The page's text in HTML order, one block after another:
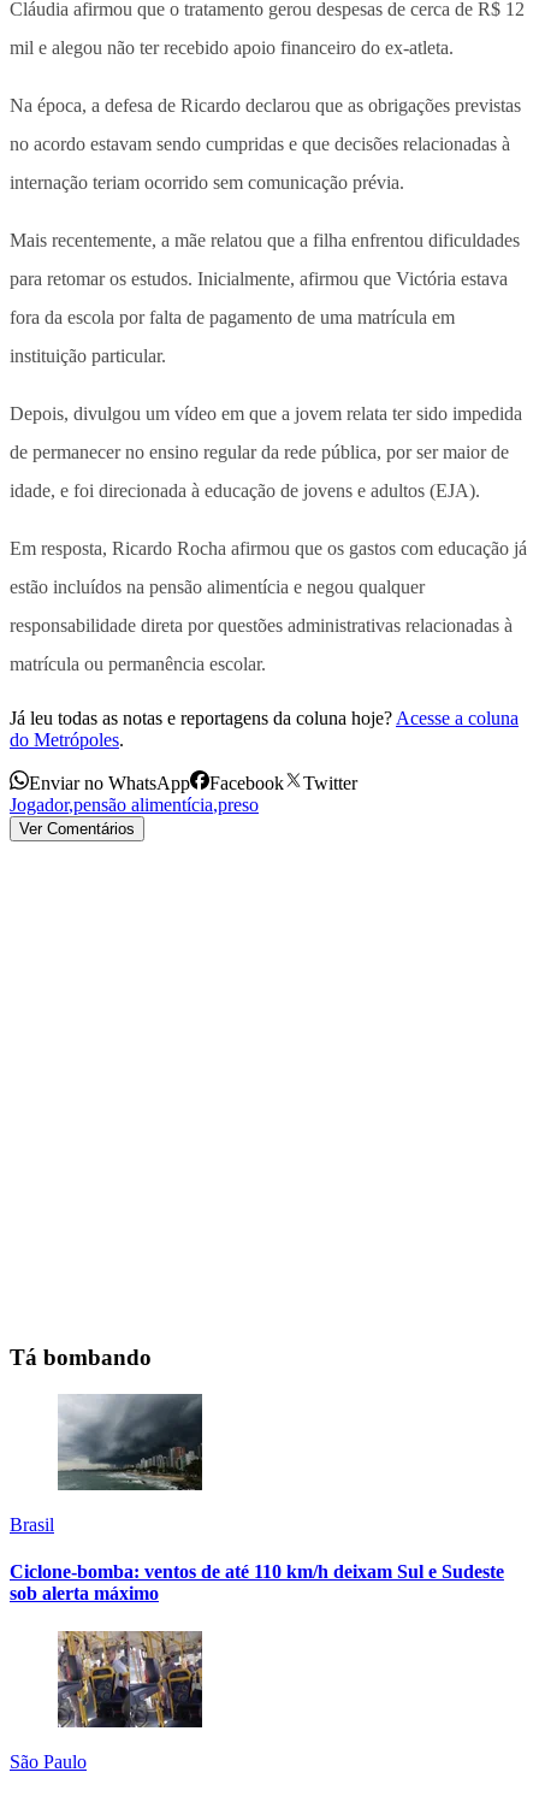
Cláudia afirmou que o tratamento gerou despesas de cerca de R$ 12
mil e alegou não ter recebido apoio financeiro do ex-atleta.
Na época, a defesa de Ricardo declarou que as obrigações previstas
no acordo estavam sendo cumpridas e que decisões relacionadas à
internação teriam ocorrido sem comunicação prévia.
Mais recentemente, a mãe relatou que a filha enfrentou dificuldades
para retomar os estudos. Inicialmente, afirmou que Victória estava
fora da escola por falta de pagamento de uma matrícula em
instituição particular.
Depois, divulgou um vídeo em que a jovem relata ter sido impedida
de permanecer no ensino regular da rede pública, por ser maior de
idade, e foi direcionada à educação de jovens e adultos (EJA).
Em resposta, Ricardo Rocha afirmou que os gastos com educação já
estão incluídos na pensão alimentícia e negou qualquer
responsabilidade direta por questões administrativas relacionadas à
matrícula ou permanência escolar.
Já leu todas as notas e reportagens da coluna hoje? Acesse a coluna
do Metrópoles.
Enviar no WhatsApp Facebook
Twitter
Jogador,pensão alimentícia,preso
Ver Comentários
Tá bombando
Brasil
Ciclone-bomba: ventos de até 110 km/h deixam Sul e Sudeste
sob alerta máximo
São Paulo